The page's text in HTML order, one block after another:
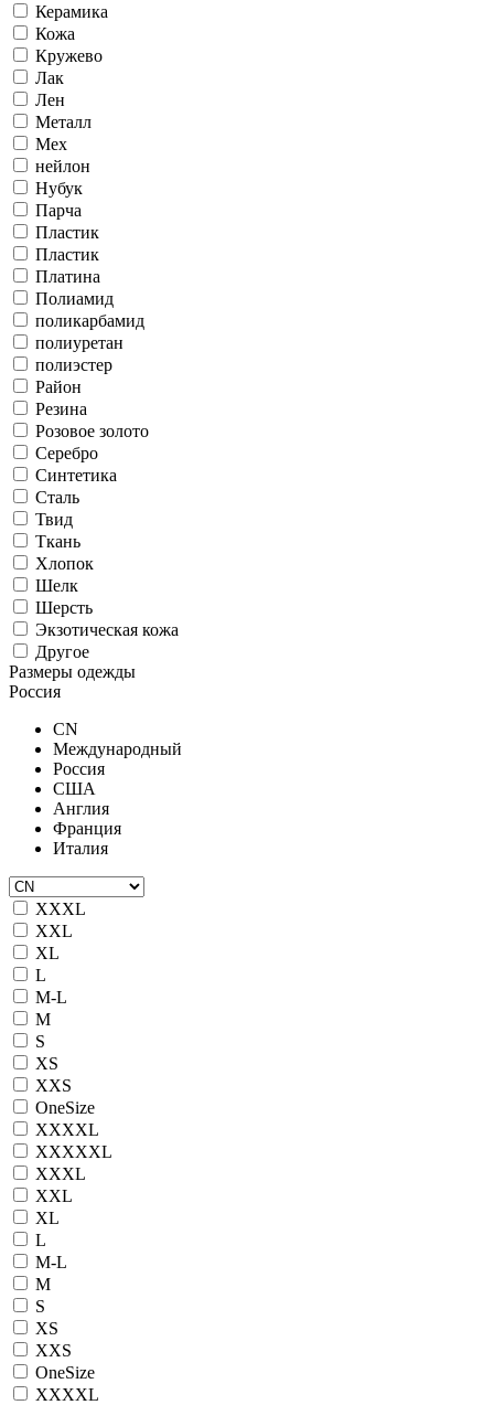
Керамика
Кожа
Кружево
Лак
Лен
Металл
Мех
нейлон
Нубук
Парча
Пластик
Пластик
Платина
Полиамид
поликарбамид
полиуретан
полиэстер
Район
Резина
Розовое золото
Серебро
Синтетика
Сталь
Твид
Ткань
Хлопок
Шелк
Шерсть
Экзотическая кожа
Другое
Размеры одежды
Россия
CN
Международный
Россия
США
Англия
Франция
Италия
XXXL
XXL
XL
L
M-L
M
S
XS
XXS
OneSize
XXXXL
XXXXXL
XXXL
XXL
XL
L
M-L
M
S
XS
XXS
OneSize
XXXXL